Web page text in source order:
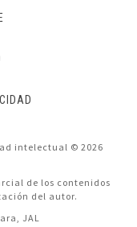
intelectual © 2026
de los contenidos
del autor.
JAL